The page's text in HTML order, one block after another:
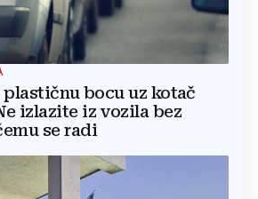
bocu uz kotač
izlazite iz vozila bez
se radi